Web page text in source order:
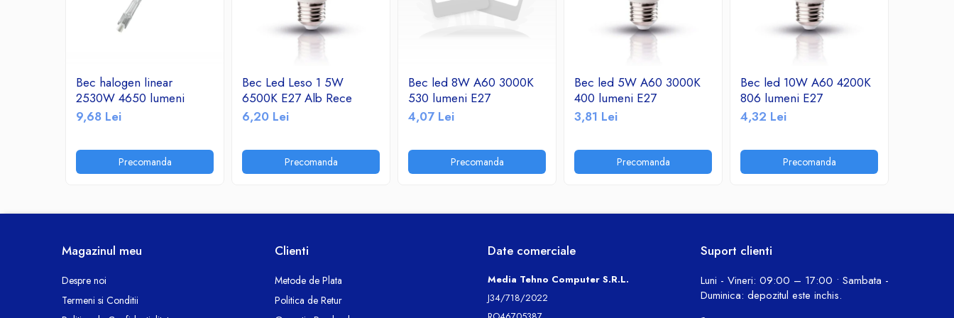
Componente si Accesorii Sisteme
Instalatii de Craciun
Feronerie si Accesorii
Suruburi, dibluri si accesorii uz general
Scule Electrice si Unelte
Pistoale de Lipit
Bec halogen linear
2530W 4650 lumeni
9,68 Lei
Precomanda
Bec Led Leso 1 5W
6500K E27 Alb Rece
6,20 Lei
Precomanda
Bec led 8W A60 3000K
530 lumeni E27
4,07 Lei
Precomanda
Bec led 5W A60 3000K
400 lumeni E27
3,81 Lei
Precomanda
Bec led 10W A60 4200K
806 lumeni E27
4,32 Lei
Precomanda
Magazinul meu
Despre noi
Termeni si Conditii
Clienti
Metode de Plata
Politica de Retur
Date comerciale
Media Tehno Computer S.R.L.
J34/718/2022
Suport clienti
Luni - Vineri: 09:00 – 17:00 • Sambata -
Duminica: depozitul este inchis.